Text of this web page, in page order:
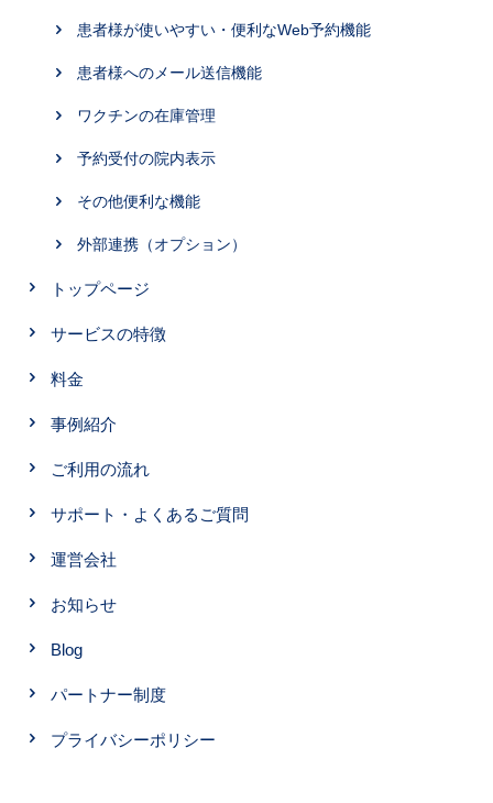
患者様が使いやすい・便利なWeb予約機能
患者様へのメール送信機能
ワクチンの在庫管理
予約受付の院内表示
その他便利な機能
外部連携（オプション）
トップページ
サービスの特徴
料金
事例紹介
ご利用の流れ
サポート・よくあるご質問
運営会社
お知らせ
Blog
パートナー制度
プライバシーポリシー